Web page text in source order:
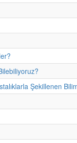
Şekillenen